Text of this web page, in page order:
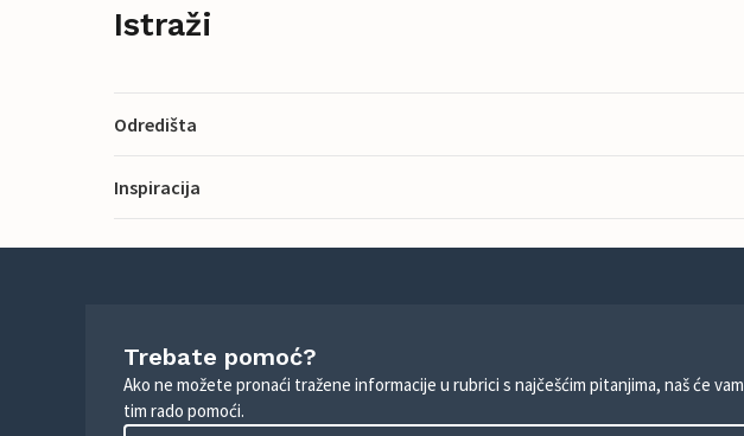
Istraži
Odredišta
Inspiracija
Trebate pomoć?
Ako ne možete pronaći tražene informacije u rubrici s najčešćim pitanjima, naš će vam
tim rado pomoći.